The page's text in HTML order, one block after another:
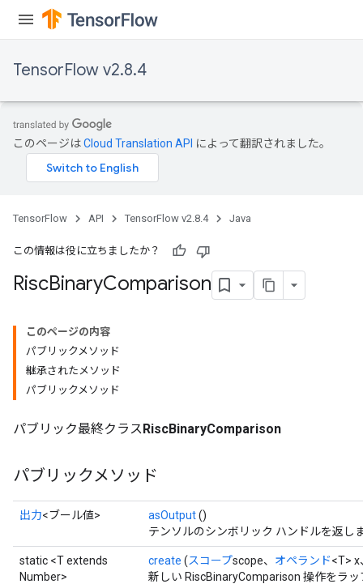
TensorFlow v2.8.4
このページはCloud Translation API によって翻訳されました。
TensorFlow API TensorFlow v2.8.4 Java
この情報は役に立ちましたか？
RiscBinaryComparison
このページの内容
パブリックメソッド
継承されたメソッド
パブリックメソッド
パブリック最終クラスRiscBinaryComparison
パブリックメソッド
出力<ブール値> asOutput()
テンソルのシンボリック ハンドルを返し
static <T extends
Number>
create (スコープscope、 オペランド<T> x
新しい RiscBinaryComparison 操作をラ